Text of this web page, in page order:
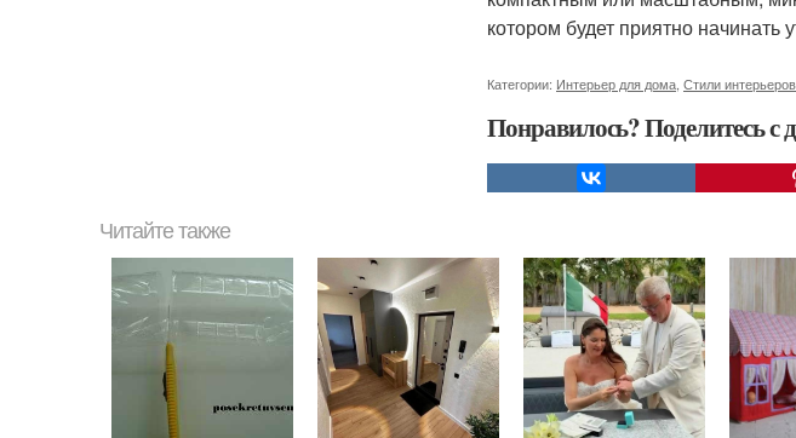
котором будет приятно начинать
Категории: Интерьер для дома Стили
Понравилось? Поделитесь с
Читайте также